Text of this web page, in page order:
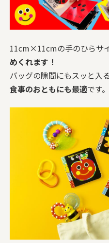
11cm×11cmの手のひらサイ
めくれます！
バッグの隙間にもスッと入
食事のおともにも最適です。